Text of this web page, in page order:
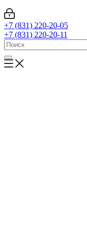
+7 (831) 220-20-05
+7 (831) 220-20-11